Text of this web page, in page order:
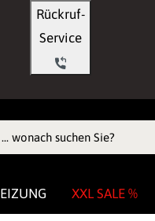
Rückruf-
XXL SALE %